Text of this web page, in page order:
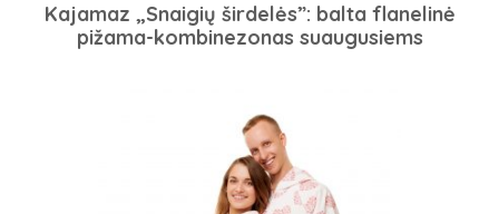
Kajamaz „Snaigių širdelės”: balta flanelinė
pižama-kombinezonas suaugusiems